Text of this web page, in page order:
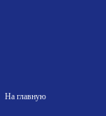
На главную